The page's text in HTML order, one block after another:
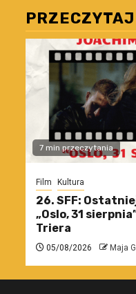
7 min przeczytania
Film Kultura
26. SFF:
„Oslo, 31
Triera
05/08/2026 Maja